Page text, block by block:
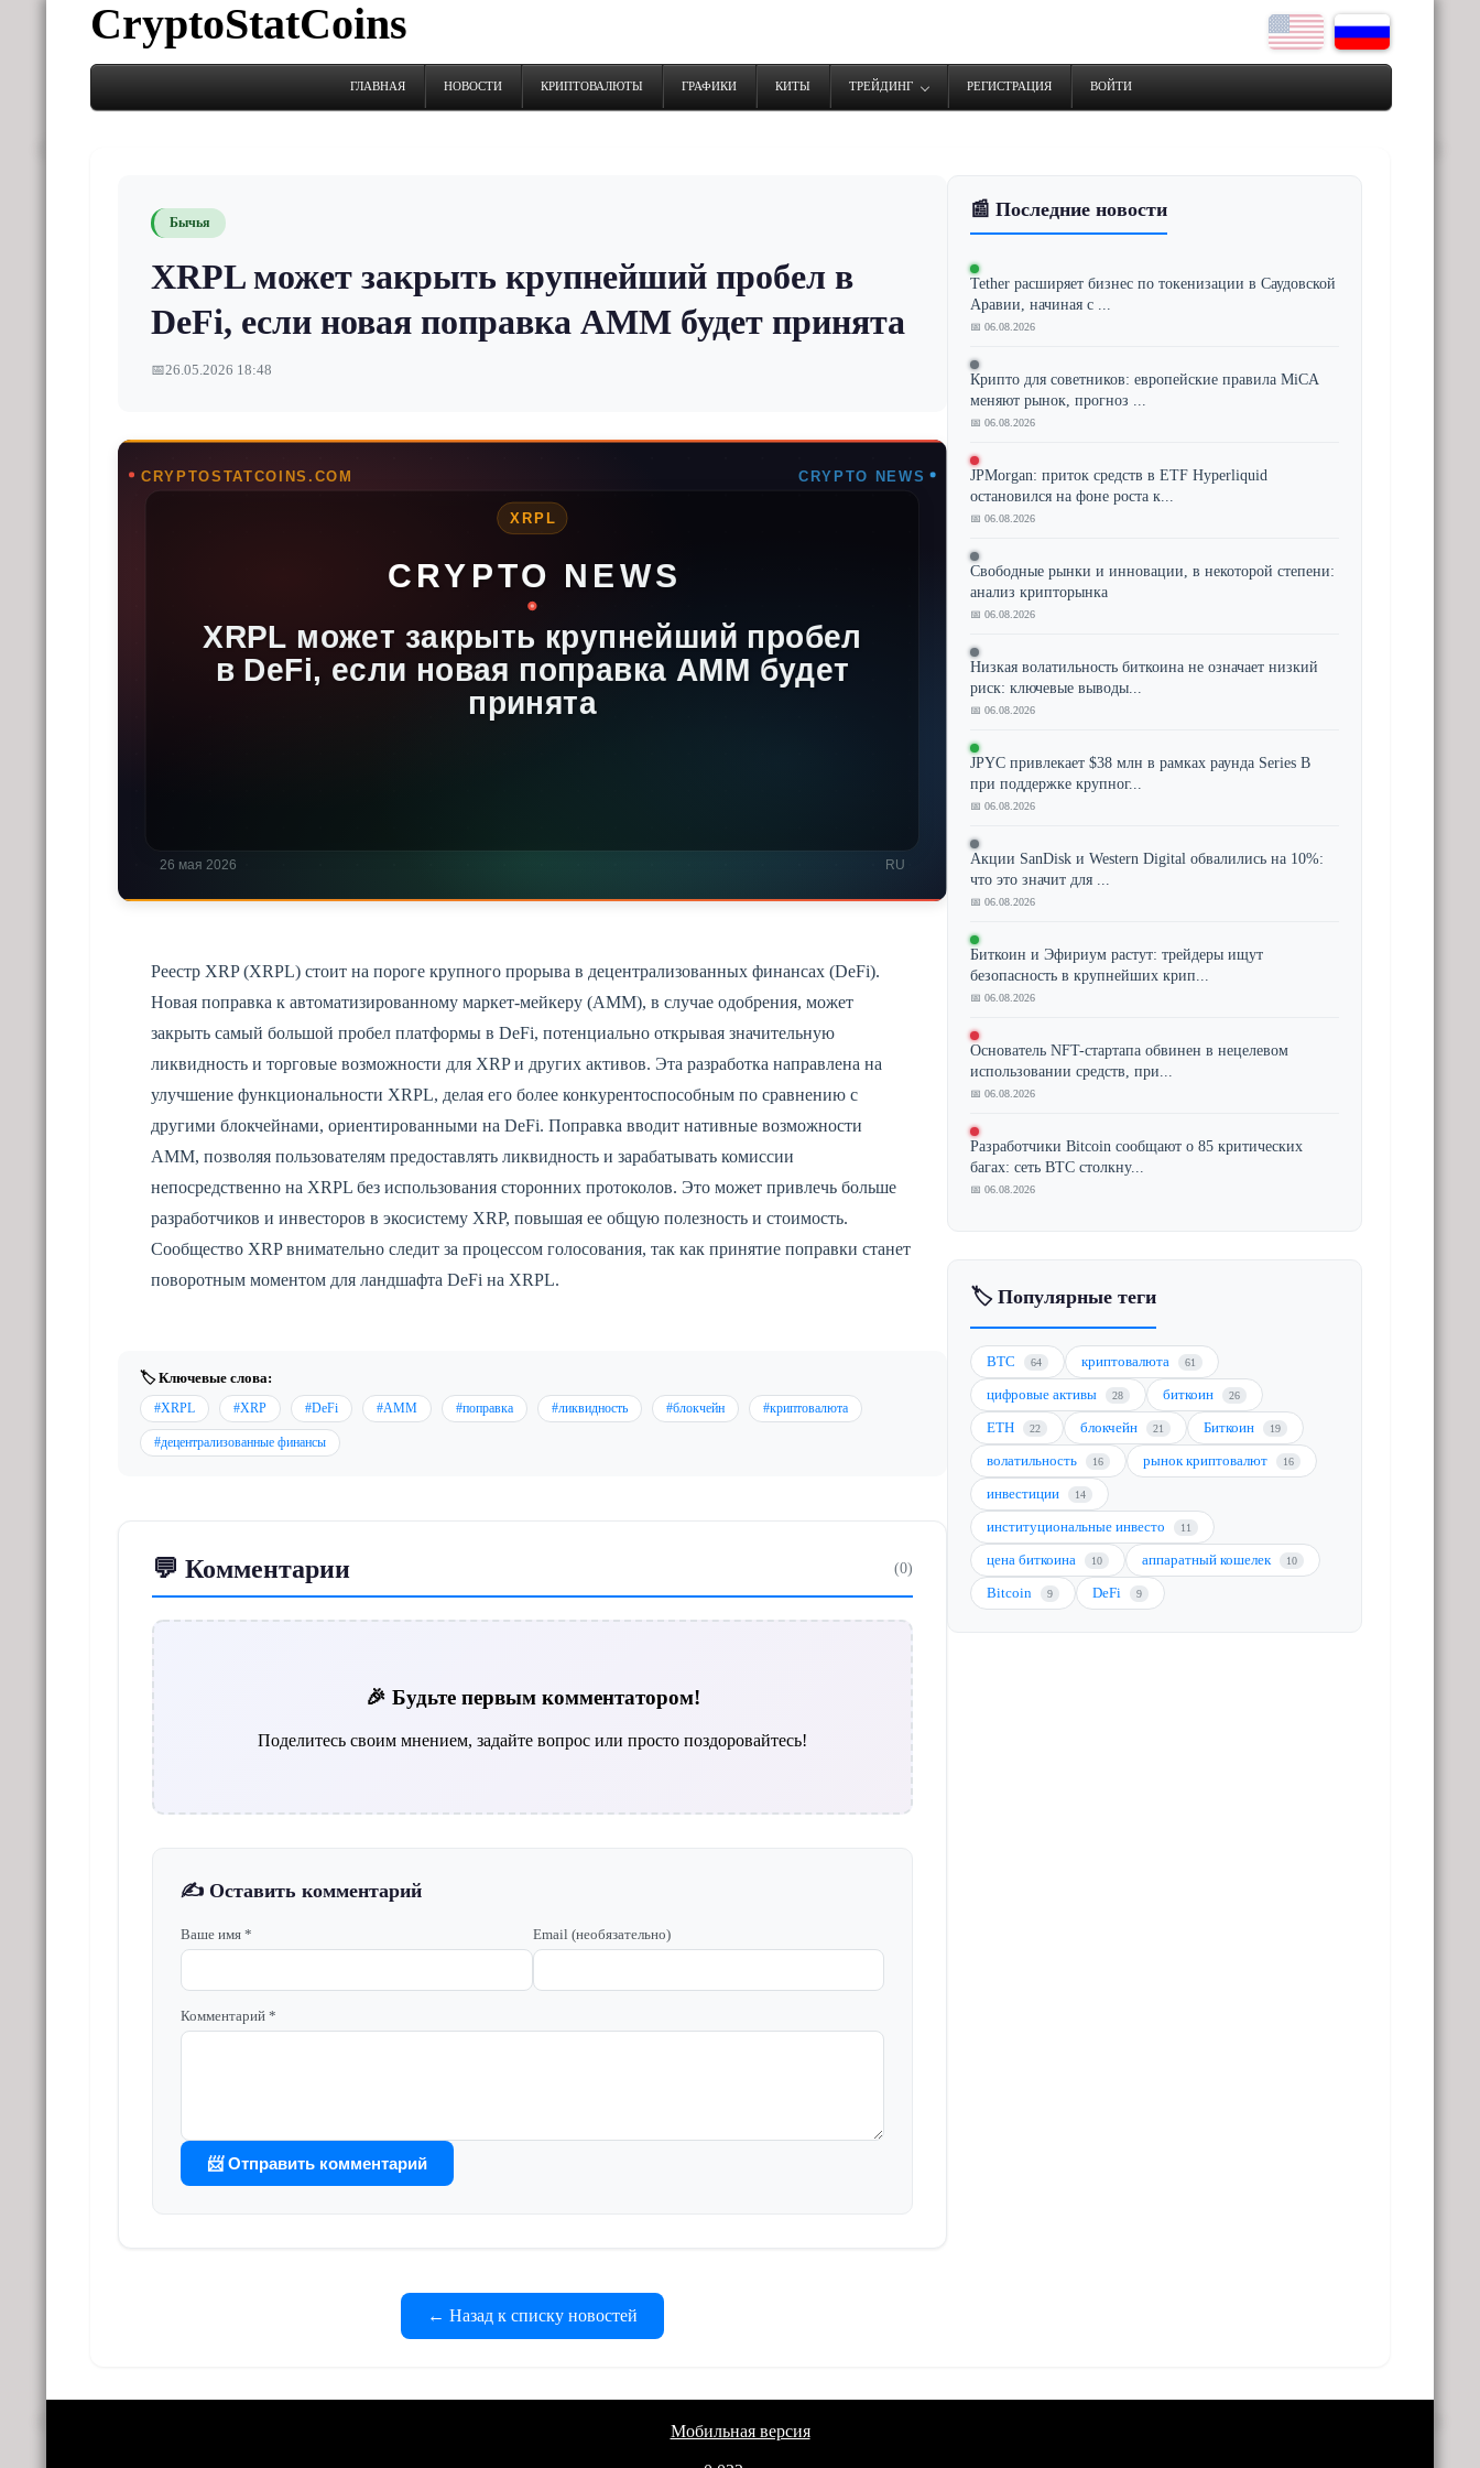
CryptoStatCoins
ГЛАВНАЯ НОВОСТИ КРИПТОВАЛЮТЫ ГРАФИКИ КИТЫ ТРЕЙДИНГ РЕГИСТРАЦИЯ ВОЙТИ
Бычья
XRPL может закрыть крупнейший пробел в
DeFi, если новая поправка AMM будет принята
📅26.05.2026 18:48
Реестр XRP (XRPL) стоит на пороге крупного прорыва в децентрализованных финансах (DeFi).
Новая поправка к автоматизированному маркет-мейкеру (AMM), в случае одобрения, может
закрыть самый большой пробел платформы в DeFi, потенциально открывая значительную
ликвидность и торговые возможности для XRP и других активов. Эта разработка направлена на
улучшение функциональности XRPL, делая его более конкурентоспособным по сравнению с
другими блокчейнами, ориентированными на DeFi. Поправка вводит нативные возможности
AMM, позволяя пользователям предоставлять ликвидность и зарабатывать комиссии
непосредственно на XRPL без использования сторонних протоколов. Это может привлечь больше
разработчиков и инвесторов в экосистему XRP, повышая ее общую полезность и стоимость.
Сообщество XRP внимательно следит за процессом голосования, так как принятие поправки станет
поворотным моментом для ландшафта DeFi на XRPL.
🏷️ Ключевые слова:
#XRPL #XRP #DeFi #AMM #поправка #ликвидность #блокчейн #криптовалюта
#децентрализованные финансы
💬 Комментарии (0)
🎉 Будьте первым комментатором!
Поделитесь своим мнением, задайте вопрос или просто поздоровайтесь!
✍️ Оставить комментарий
Ваше имя * Email (необязательно)
Комментарий *
📨 Отправить комментарий
← Назад к списку новостей
📰 Последние новости
Tether расширяет бизнес по токенизации в Саудовской
Аравии, начиная с ...
📅 06.08.2026
Крипто для советников: европейские правила MiCA
меняют рынок, прогноз ...
📅 06.08.2026
JPMorgan: приток средств в ETF Hyperliquid
остановился на фоне роста к...
📅 06.08.2026
Свободные рынки и инновации, в некоторой степени:
анализ крипторынка
📅 06.08.2026
Низкая волатильность биткоина не означает низкий
риск: ключевые выводы...
📅 06.08.2026
JPYC привлекает $38 млн в рамках раунда Series B
при поддержке крупног...
📅 06.08.2026
Акции SanDisk и Western Digital обвалились на 10%:
что это значит для ...
📅 06.08.2026
Биткоин и Эфириум растут: трейдеры ищут
безопасность в крупнейших крип...
📅 06.08.2026
Основатель NFT-стартапа обвинен в нецелевом
использовании средств, при...
📅 06.08.2026
Разработчики Bitcoin сообщают о 85 критических
багах: сеть BTC столкну...
📅 06.08.2026
🏷️ Популярные теги
BTC 64 криптовалюта 61
цифровые активы 28 биткоин 26
ETH 22 блокчейн 21 Биткоин 19
волатильность 16 рынок криптовалют 16
инвестиции 14
институциональные инвесто 11
цена биткоина 10 аппаратный кошелек 10
Bitcoin 9 DeFi 9
Мобильная версия